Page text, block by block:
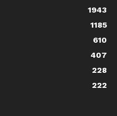
1943
1185
610
407
228
222